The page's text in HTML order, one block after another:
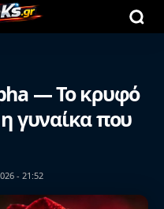
— Το κρυφό
γυναίκα που
- 21:52